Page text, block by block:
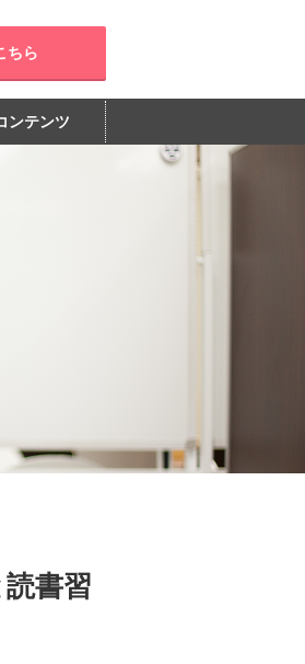
ちら
ンテンツ
書習